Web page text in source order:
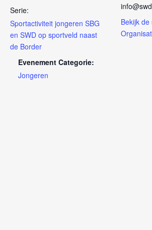
Serie:
Sportactiviteit jongeren SBG
en SWD op sportveld naast
de Border
Evenement Categorie:
Jongeren
Bekijk de